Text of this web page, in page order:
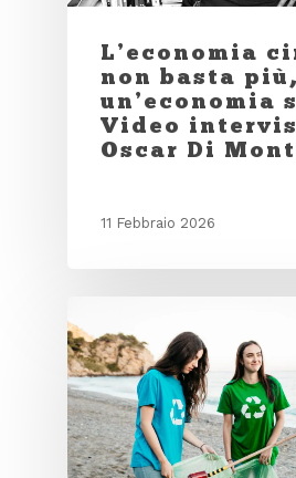
L’economia
non basta
un’economia
Video
Oscar Di
11 Febbraio 2026